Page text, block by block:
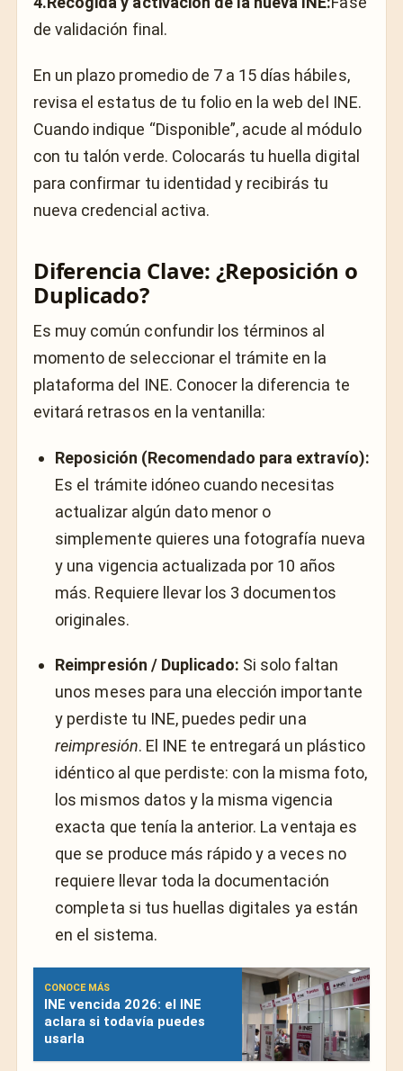
de validación final.
En un plazo promedio de 7 a 15 días hábiles,
revisa el estatus de tu folio en la web del INE.
Cuando indique “Disponible”, acude al módulo
con tu talón verde. Colocarás tu huella digital
para confirmar tu identidad y recibirás tu
nueva credencial activa.
Diferencia Clave: ¿Reposición o
Duplicado?
Es muy común confundir los términos al
momento de seleccionar el trámite en la
plataforma del INE. Conocer la diferencia te
evitará retrasos en la ventanilla:
Reposición (Recomendado para extravío):
Es el trámite idóneo cuando necesitas
actualizar algún dato menor o
simplemente quieres una fotografía nueva
y una vigencia actualizada por 10 años
más. Requiere llevar los 3 documentos
originales.
Reimpresión / Duplicado: Si solo faltan
unos meses para una elección importante
y perdiste tu INE, puedes pedir una
reimpresión. El INE te entregará un plástico
idéntico al que perdiste: con la misma foto,
los mismos datos y la misma vigencia
exacta que tenía la anterior. La ventaja es
que se produce más rápido y a veces no
requiere llevar toda la documentación
completa si tus huellas digitales ya están
en el sistema.
CONOCE MÁS
INE vencida 2026: el INE
aclara si todavía puedes
usarla